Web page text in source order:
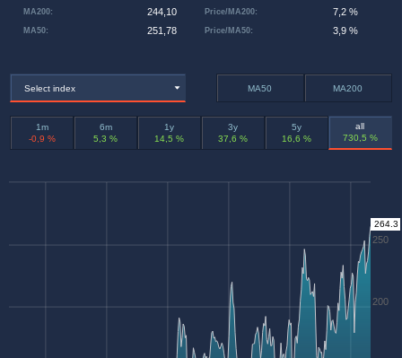
MA50: 251,78
MA200: 244,10 Price/MA200: 7,2 %
Price/MA50: 3,9 %
Select index MA50 MA200
1m
-0,9 %
6m
5,3 %
1y
14,5 %
3y
37,6 %
5y
16,6 %
all
730,5 %
200
250
264.3